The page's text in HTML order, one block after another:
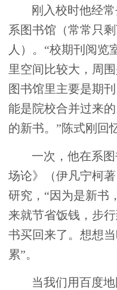
刚入校时他经
系图书馆（常常只
人）。“校期刊阅览
里空间比较大，周
图书馆里主要是期
能是院校合并过来
的新书。”陈式刚回
一次，他在系
场论》（伊凡宁柯
研究，“因为是新书
来就节省饭钱，步
书买回来了。想想
累”。
当我们用百度